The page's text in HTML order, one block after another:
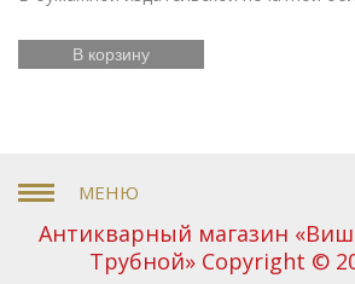
В корзину
Антикварный магазин
Трубной» Copyright ©